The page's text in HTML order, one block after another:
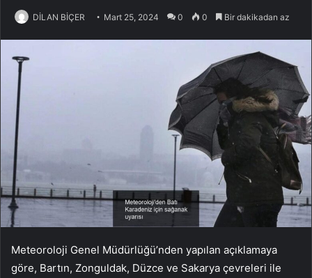
DİLAN BİÇER Mart 25, 2024 0 0 Bir dakikadan az
Meteoroloji Genel Müdürlüğü’nden yapılan açıklamaya
göre, Bartın, Zonguldak, Düzce ve Sakarya çevreleri ile